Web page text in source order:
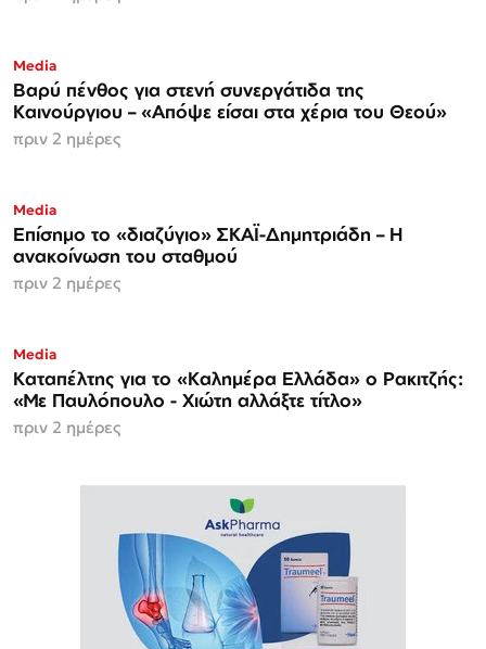
Media
Βαρύ πένθος για στενή συνεργάτιδα της
Καινούργιου – «Απόψε είσαι στα χέρια του Θεού»
πριν 2 ημέρες
Media
Επίσημο το «διαζύγιο» ΣΚΑΪ-Δημητριάδη – Η
ανακοίνωση του σταθμού
πριν 2 ημέρες
Media
Καταπέλτης για το «Καλημέρα Ελλάδα» ο Ρακιτζής:
«Με Παυλόπουλο - Χιώτη αλλάξτε τίτλο»
πριν 2 ημέρες